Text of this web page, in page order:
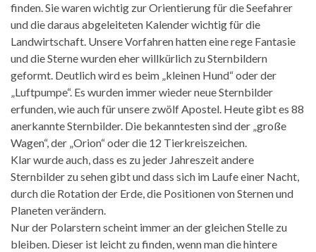
finden. Sie waren wichtig zur Orientierung für die Seefahrer
und die daraus abgeleiteten Kalender wichtig für die
Landwirtschaft. Unsere Vorfahren hatten eine rege Fantasie
und die Sterne wurden eher willkürlich zu Sternbildern
geformt. Deutlich wird es beim „kleinen Hund“ oder der
„Luftpumpe“. Es wurden immer wieder neue Sternbilder
erfunden, wie auch für unsere zwölf Apostel. Heute gibt es 88
anerkannte Sternbilder. Die bekanntesten sind der „große
Wagen“, der „Orion“ oder die 12 Tierkreiszeichen.
Klar wurde auch, dass es zu jeder Jahreszeit andere
Sternbilder zu sehen gibt und dass sich im Laufe einer Nacht,
durch die Rotation der Erde, die Positionen von Sternen und
Planeten verändern.
Nur der Polarstern scheint immer an der gleichen Stelle zu
bleiben. Dieser ist leicht zu finden, wenn man die hintere